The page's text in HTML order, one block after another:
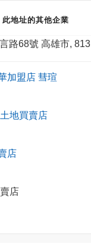
此地址的其他企業
路68號 高雄市, 813
加盟店 彗瑄
地買賣店
店
店